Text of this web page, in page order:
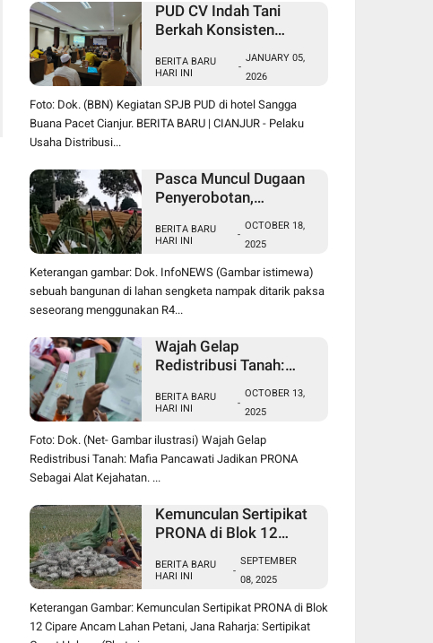
PUD CV Indah Tani
Berkah Konsisten
Sesuai HET
BERITA BARU
HARI INI
-
JANUARY 05,
2026
Foto: Dok. (BBN) Kegiatan SPJB PUD di hotel Sangga
Buana Pacet Cianjur. BERITA BARU | CIANJUR - Pelaku
Usaha Distribusi...
Pasca Muncul Dugaan
Penyerobotan,
Pencurian di Lahan
Sengketa Pancawati
Bogor, Kasusnya Jadi
Sorotan Publik
BERITA BARU
HARI INI
-
OCTOBER 18,
2025
Keterangan gambar: Dok. InfoNEWS (Gambar istimewa)
sebuah bangunan di lahan sengketa nampak ditarik paksa
seseorang menggunakan R4...
Wajah Gelap
Redistribusi Tanah:
Jadikan PRONA
Sebagai Alat Kejahatan
BERITA BARU
HARI INI
-
OCTOBER 13,
2025
Foto: Dok. (Net- Gambar ilustrasi) Wajah Gelap
Redistribusi Tanah: Mafia Pancawati Jadikan PRONA
Sebagai Alat Kejahatan. ...
Kemunculan Sertipikat
PRONA di Blok 12
Petani, Jana Raharja:
Sertipikat Cacat Hukum
BERITA BARU
HARI INI
-
SEPTEMBER
08, 2025
Keterangan Gambar: Kemunculan Sertipikat PRONA di Blok
12 Cipare Ancam Lahan Petani, Jana Raharja: Sertipikat